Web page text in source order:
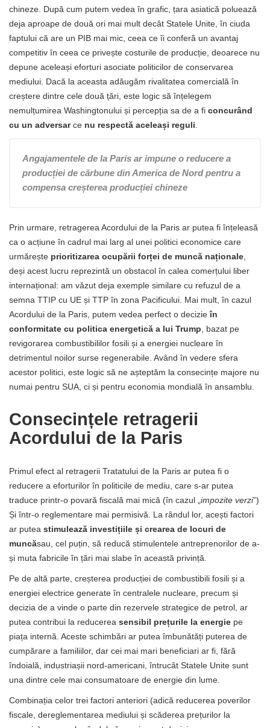
chineze. După cum putem vedea în grafic, țara asiatică poluează
deja aproape de două ori mai mult decât Statele Unite, în ciuda
faptului că are un PIB mai mic, ceea ce îi conferă un avantaj
competitiv în ceea ce privește costurile de producție, deoarece nu
depune aceleași eforturi asociate politicilor de conservarea
mediului. Dacă la aceasta adăugăm rivalitatea comercială în
creștere dintre cele două țări, este logic să înțelegem
nemulțumirea Washingtonului și percepția sa de a fi concurând
cu un adversarce nu respectă aceleași reguli
Angajamentele de la Paris ar impune o reducere a
producției de cărbune din America de Nord pentru a
compensa creșterea producției chineze
Prin urmare, retragerea Acordului de la Paris ar putea fi înțeleasă
ca o acțiune în cadrul mai larg al unei politici economice care
urmărește prioritizarea ocupării forței de muncă naționale
deși acest lucru reprezintă un obstacol în calea comerțului liber
internațional: am văzut deja exemple similare cu refuzul de a
semna TTIP cu UE și TTP în zona Pacificului. Mai mult, în cazul
Acordului de la Paris, putem vedea perfect o decizieîn
conformitate cu politica energetică a lui Trump , bazat pe
revigorarea combustibililor fosili și a energiei nucleare în
detrimentul noilor surse regenerabile. Având în vedere sfera
acestor politici, este logic să ne așteptăm la consecințe majore nu
numai pentru SUA, ci și pentru economia mondială în ansamblu.
Consecințele retragerii
Acordului de la Paris
Primul efect al retragerii Tratatului de la Paris ar putea fi o
reducere a eforturilor în politicile de mediu, care s-ar putea
traduce printr-o povară fiscală mai mică (în cazul „ impozite verzi”)
Și într-o reglementare mai permisivă. La rândul lor, acești factori
ar putea stimulează investițiile și crearea de locuri de
muncăsau, cel puțin, să reducă stimulentele antreprenorilor de a-
și muta fabricile în țări mai slabe în această privință.
Pe de altă parte, creșterea producției de combustibili fosili și a
energiei electrice generate în centralele nucleare, precum și
decizia de a vinde o parte din rezervele strategice de petrol, ar
putea contribui la reducerea sensibil prețurile la energie pe
piața internă. Aceste schimbări ar putea îmbunătăți puterea de
cumpărare a familiilor, dar cei mai mari beneficiari ar fi, fără
îndoială, industriașii nord-americani, întrucât Statele Unite sunt
una dintre cele mai consumatoare de energie din lume.
Combinația celor trei factori anteriori (adică reducerea poverilor
fiscale, dereglementarea mediului și scăderea prețurilor la